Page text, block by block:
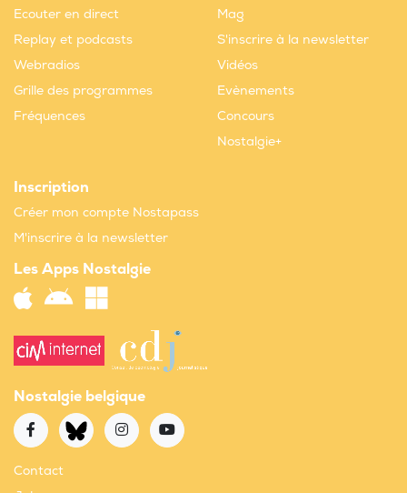
Ecouter en direct
Replay et podcasts
Webradios
Grille des programmes
Fréquences
Mag
S'inscrire à la newsletter
Vidéos
Evènements
Concours
Nostalgie+
Inscription
Créer mon compte Nostapass
M'inscrire à la newsletter
Les Apps Nostalgie
Nostalgie belgique
Contact